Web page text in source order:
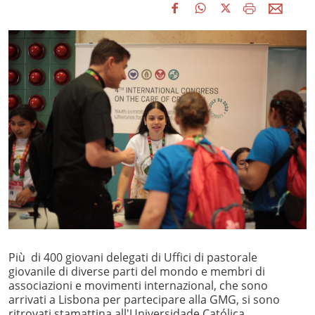
Più di 400 giovani delegati di Uffici di pastorale
giovanile di diverse parti del mondo e membri di
associazioni e movimenti internazional, che sono
arrivati a Lisbona per partecipare alla GMG, si sono